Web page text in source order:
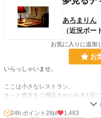
あろまりん
（近況ボー
お気に入りに追加
お
いらっしゃいませ。
ここは小さなレストラン。
きっと貴方をご満足させられる1品
『理想の場所』へようこそ！
24h.ポイント 28pt
1,483